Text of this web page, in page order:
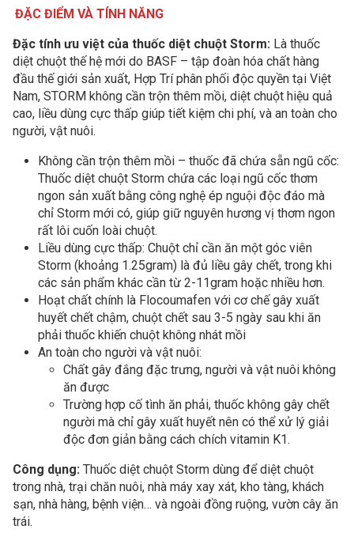
ĐẶC ĐIỂM VÀ TÍNH NĂNG
Đặc tính ưu việt của thuốc diệt chuột Storm: Là thuốc
diệt chuột thế hệ mới do BASF – tập đoàn hóa chất hàng
đầu thế giới sản xuất, Hợp Trí phân phối độc quyền tại Việt
Nam, STORM không cần trộn thêm mồi, diệt chuột hiệu quả
cao, liều dùng cực thấp giúp tiết kiệm chi phí, và an toàn cho
người, vật nuôi.
Không cần trộn thêm mồi – thuốc đã chứa sẵn ngũ cốc:
Thuốc diệt chuột Storm chứa các loại ngũ cốc thơm
ngon sản xuất bằng công nghệ ép nguội độc đáo mà
chỉ Storm mới có, giúp giữ nguyên hương vị thơm ngon
rất lôi cuốn loài chuột.
Liều dùng cực thấp: Chuột chỉ cần ăn một góc viên
Storm (khoảng 1.25gram) là đủ liều gây chết, trong khi
các sản phẩm khác cần từ 2-11gram hoặc nhiều hơn.
Hoạt chất chính là Flocoumafen với cơ chế gây xuất
huyết chết chậm, chuột chết sau 3-5 ngày sau khi ăn
phải thuốc khiến chuột không nhát mồi
An toàn cho người và vật nuôi:
Chất gây đắng đặc trưng, người và vật nuôi không
ăn được
Trường hợp cố tình ăn phải, thuốc không gây chết
người mà chỉ gây xuất huyết nên có thể xử lý giải
độc đơn giản bằng cách chích vitamin K1.
Công dụng: Thuốc diệt chuột Storm dùng để diệt chuột
trong nhà, trại chăn nuôi, nhà máy xay xát, kho tàng, khách
sạn, nhà hàng, bệnh viện… và ngoài đồng ruộng, vườn cây ăn
trái.